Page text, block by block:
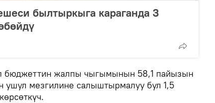
былтыркыга караганда 3
бюджеттин жалпы чыгымынын 58,1 пайызын
мезгилине салыштырмалуу бул 1,5